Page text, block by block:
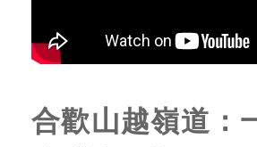
合歡山越嶺道：